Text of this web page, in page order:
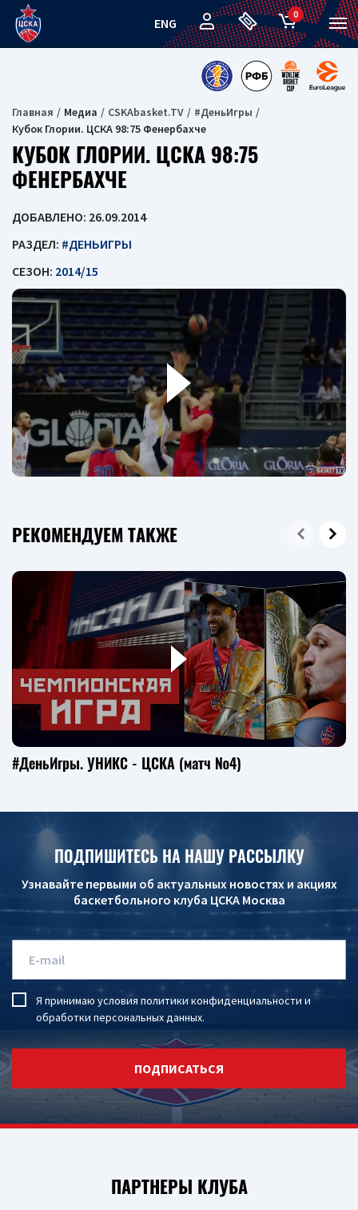
ENG
0
Главная Медиа CSKAbasket.TV
#ДеньИгры
Кубок Глории. ЦСКА 98:75 Фенербахче
КУБОК ГЛОРИИ. ЦСКА 98:75
ФЕНЕРБАХЧЕ
ДОБАВЛЕНО: 26.09.2014
РАЗДЕЛ: #ДЕНЬИГРЫ
СЕЗОН: 2014/15
РЕКОМЕНДУЕМ ТАКЖЕ
#ДеньИгры. УНИКС - ЦСКА (матч №4)
ПОДПИШИТЕСЬ НА НАШУ РАССЫЛКУ
Узнавайте первыми об актуальных новостях и акциях
баскетбольного клуба ЦСКА Москва
Я принимаю условия политики конфиденциальности и
обработки персональных данных.
ПОДПИСАТЬСЯ
ПАРТНЕРЫ КЛУБА